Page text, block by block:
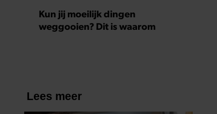
Kun jij moeilijk dingen
weggooien? Dit is waarom